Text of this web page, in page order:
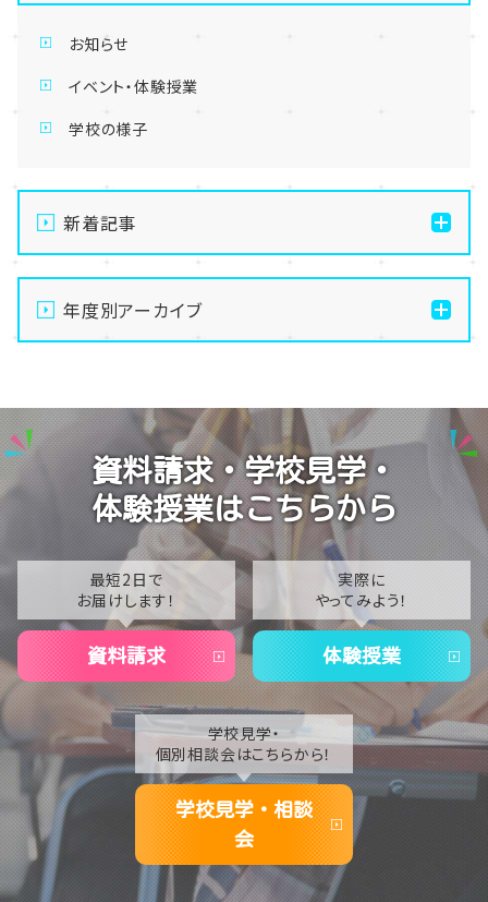
お知らせ
イベント・体験授業
学校の様子
新着記事
【東京】教育連携校ヘアメイクカレッジの撮影実習に高
校生も特別参加？！👀✨💕
【東京】メイク・美容専攻💄夏祭りメイクに挑戦👀♪✨
を開催！✨
【東京】教育連携校スポーツカレッジの先輩たちが全国
合同研修に行ってきました⭐
【東京】教育連携校の先輩たちと球技大会に参加しまし
年度別アーカイブ
2025
2024
2023
2021
2020
資料請求・学校見学・
体験授業はこちらから
最短2日で
お届けします！
資料請求
実際に
やってみよう！
体験授業
学校見学・
個別相談会はこちらから！
学校見学・相談
会